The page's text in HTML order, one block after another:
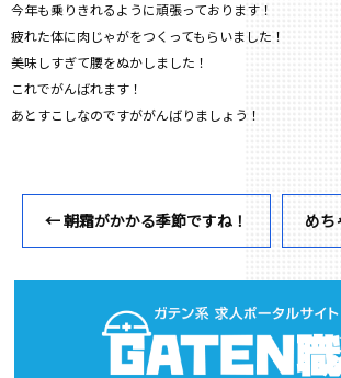
今年も乗りきれるように頑張っております！
疲れた体に肉じゃがをつくってもらいました！
美味しすぎて腰をぬかしました！
これでがんばれます！
あとすこしなのですががんばりましょう！
←朝霜がかかる季節ですね！ めち